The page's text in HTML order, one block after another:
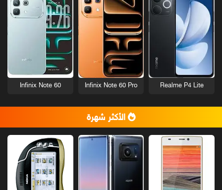
Realme P4 Lite
Infinix Note 60 Pro
Infinix Note 60
الأكثر شهرة